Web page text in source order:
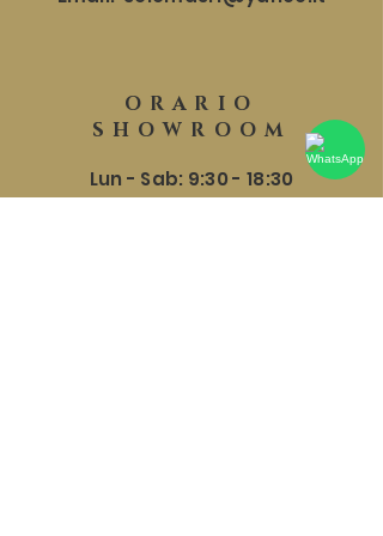
ORARIO
SHOWROOM
Lun - Sab: 9:30 - 18:30